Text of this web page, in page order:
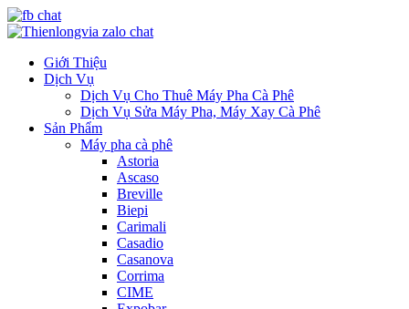
Giới Thiệu
Dịch Vụ
Dịch Vụ Cho Thuê Máy Pha Cà Phê
Dịch Vụ Sửa Máy Pha, Máy Xay Cà Phê
Sản Phẩm
Máy pha cà phê
Astoria
Ascaso
Breville
Biepi
Carimali
Casadio
Casanova
Corrima
CIME